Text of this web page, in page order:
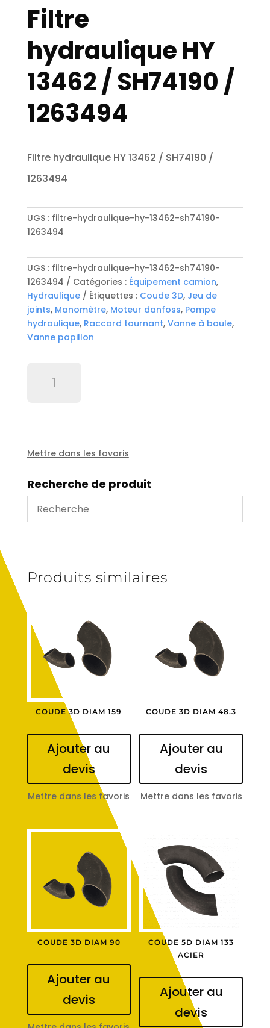
Filtre
hydraulique HY
13462 / SH74190 /
1263494
Filtre hydraulique HY 13462 / SH74190 /
1263494
UGS : filtre-hydraulique-hy-13462-sh74190-
1263494
UGS : filtre-hydraulique-hy-13462-sh74190-
1263494
Catégories : Équipement camion,
Hydraulique
Étiquettes : Coude 3D, Jeu de
joints, Manomètre, Moteur danfoss, Pompe
hydraulique, Raccord tournant, Vanne à boule,
Vanne papillon
/
/
1263494
Mettre dans les favoris
Recherche de produit
Produits similaires
COUDE 3D DIAM 159
Ajouter au
devis
Mettre dans les favoris
COUDE 3D DIAM 48.3
Ajouter au
devis
Mettre dans les favoris
COUDE 3D DIAM 90
Ajouter au
devis
COUDE 5D DIAM 133
ACIER
Ajouter au
devis